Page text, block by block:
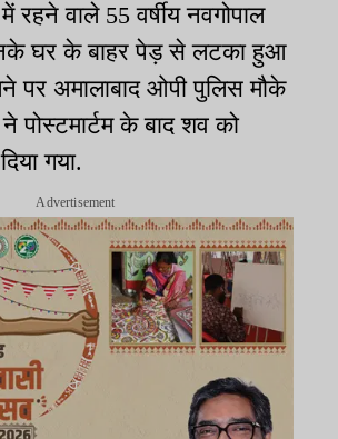
रहने वाले 55 वर्षीय नवगोपाल
घर के बाहर पेड़ से लटका हुआ
पर अमालाबाद ओपी पुलिस मौके
पोस्टमार्टम के बाद शव को
गया.
Advertisement